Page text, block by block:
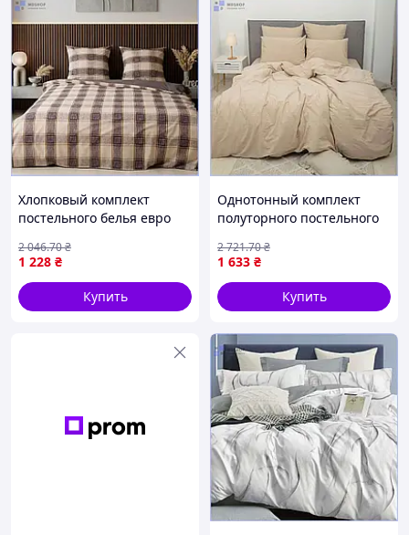
Хлопковый комплект
постельного белья евро
для спальни размером
200х220 см МШоп1
1 228 ₴
2 046.70₴
Купить
Однотонный комплект
полуторного постельного
песочного цвета размер
143х210 МШоп1
1 633 ₴
2 721.70₴
Купить